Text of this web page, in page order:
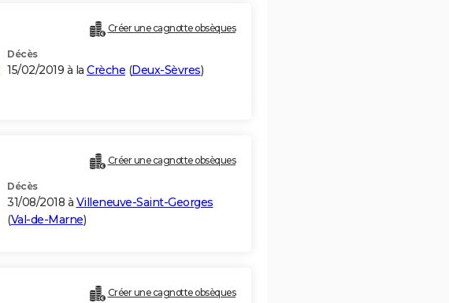
Créer une cagnotte obsèques
Décès
15/02/2019 à la Crèche (Deux-Sèvres)
Créer une cagnotte obsèques
Décès
31/08/2018 à Villeneuve-Saint-Georges
(Val-de-Marne)
Créer une cagnotte obsèques